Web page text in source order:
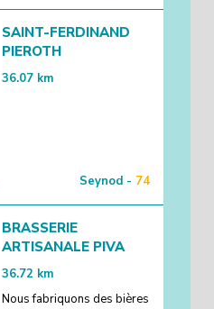
SAINT-FERDINAND
PIEROTH
36.07 km
Seynod - 74
BRASSERIE
ARTISANALE PIVA
36.72 km
Nous fabriquons des bières